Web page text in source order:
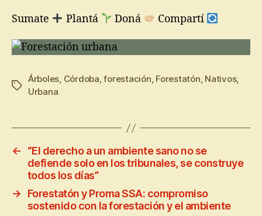
Sumate Plantá Doná Compartí
Árboles, Córdoba,forestación, Forestatón, Nativos,
Urbana
←
“El derecho a un ambiente sano no se
defiende solo en los tribunales, se construye
todos los días”
→
Forestatón y Proma SSA: compromiso
sostenido con la forestación y el ambiente